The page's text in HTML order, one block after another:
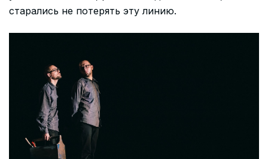
старались не потерять эту линию.